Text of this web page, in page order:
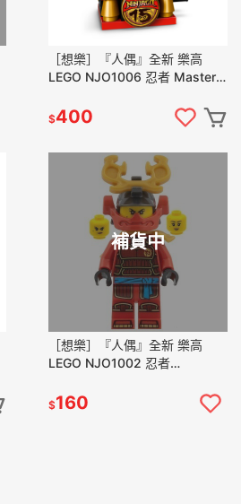
［想樂］『人偶』全新 樂高
LEGO NJO1006 忍者 Master
$400
補貨中
［想樂］『人偶』全新 樂高
LEGO NJO1002 忍者
(71866)
$160